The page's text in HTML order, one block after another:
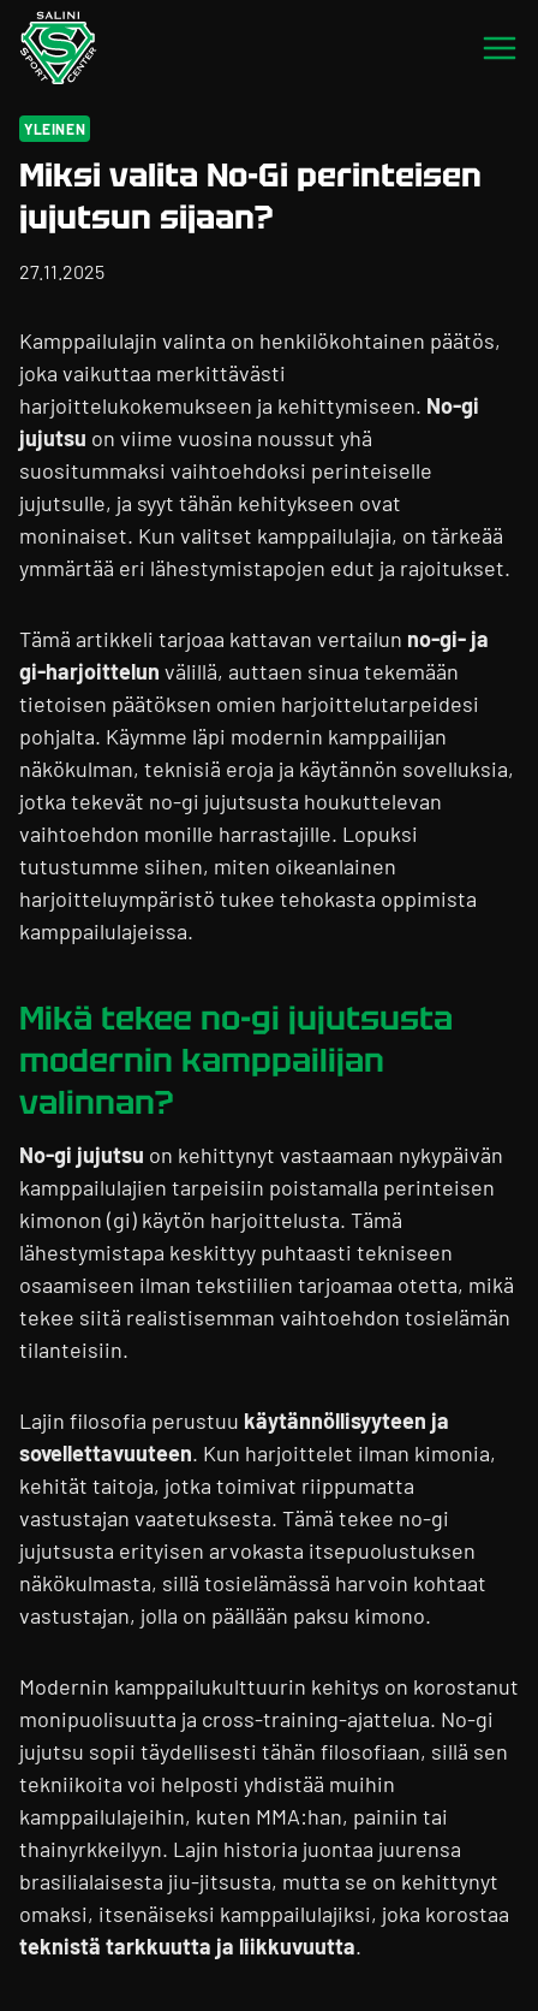
Siirry
sisältöön
YLEINEN
Miksi valita No-Gi perinteisen
jujutsun sijaan?
27.11.2025
Kamppailulajin valinta on henkilökohtainen päätös,
joka vaikuttaa merkittävästi
harjoittelukokemukseen ja kehittymiseen. No-gi
jujutsu on viime vuosina noussut yhä
suositummaksi vaihtoehdoksi perinteiselle
jujutsulle, ja syyt tähän kehitykseen ovat
moninaiset. Kun valitset kamppailulajia, on tärkeää
ymmärtää eri lähestymistapojen edut ja rajoitukset.
Tämä artikkeli tarjoaa kattavan vertailun no-gi- ja
gi-harjoittelun välillä, auttaen sinua tekemään
tietoisen päätöksen omien harjoittelutarpeidesi
pohjalta. Käymme läpi modernin kamppailijan
näkökulman, teknisiä eroja ja käytännön sovelluksia,
jotka tekevät no-gi jujutsusta houkuttelevan
vaihtoehdon monille harrastajille. Lopuksi
tutustumme siihen, miten oikeanlainen
harjoitteluympäristö tukee tehokasta oppimista
kamppailulajeissa.
Mikä tekee no-gi jujutsusta
modernin kamppailijan
valinnan?
No-gi jujutsu on kehittynyt vastaamaan nykypäivän
kamppailulajien tarpeisiin poistamalla perinteisen
kimonon (gi) käytön harjoittelusta. Tämä
lähestymistapa keskittyy puhtaasti tekniseen
osaamiseen ilman tekstiilien tarjoamaa otetta, mikä
tekee siitä realistisemman vaihtoehdon tosielämän
tilanteisiin.
Lajin filosofia perustuu käytännöllisyyteen ja
sovellettavuuteen. Kun harjoittelet ilman kimonia,
kehität taitoja, jotka toimivat riippumatta
vastustajan vaatetuksesta. Tämä tekee no-gi
jujutsusta erityisen arvokasta itsepuolustuksen
näkökulmasta, sillä tosielämässä harvoin kohtaat
vastustajan, jolla on päällään paksu kimono.
Modernin kamppailukulttuurin kehitys on korostanut
monipuolisuutta ja cross-training-ajattelua. No-gi
jujutsu sopii täydellisesti tähän filosofiaan, sillä sen
tekniikoita voi helposti yhdistää muihin
kamppailulajeihin, kuten MMA:han, painiin tai
thainyrkkeilyyn. Lajin historia juontaa juurensa
brasilialaisesta jiu-jitsusta, mutta se on kehittynyt
omaksi, itsenäiseksi kamppailulajiksi, joka korostaa
teknistä tarkkuutta ja liikkuvuutta.